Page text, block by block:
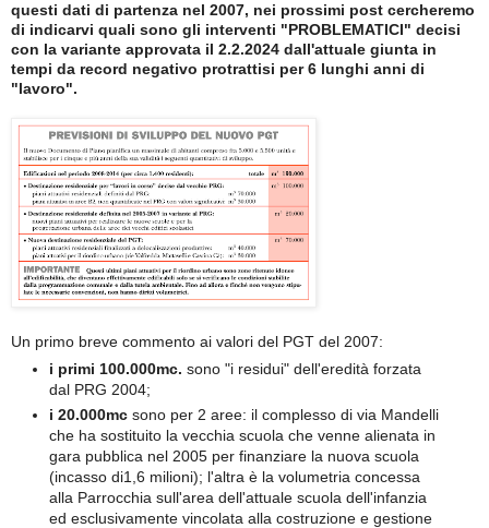
questi dati di partenza nel 2007, nei prossimi post cercheremo
di indicarvi quali sono gli interventi "PROBLEMATICI" decisi
con la variante approvata il 2.2.2024 dall'attuale giunta in
tempi da record negativo protrattisi per 6 lunghi anni di
"lavoro".
Un primo breve commento ai valori del PGT del 2007:
i primi 100.000mc. sono "i residui" dell'eredità forzata
dal PRG 2004;
i 20.000mc sono per 2 aree: il complesso di via Mandelli
che ha sostituito la vecchia scuola che venne alienata in
gara pubblica nel 2005 per finanziare la nuova scuola
(incasso di1,6 milioni); l'altra è la volumetria concessa
alla Parrocchia sull'area dell'attuale scuola dell'infanzia
ed esclusivamente vincolata alla costruzione e gestione